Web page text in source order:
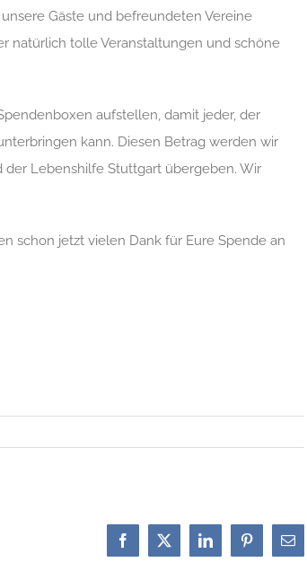
Gäste und befreundeten Vereine
natürlich tolle Veranstaltungen und schöne
aufstellen, damit jeder, der
kann. Diesen Betrag werden wir
der Lebenshilfe Stuttgart übergeben. Wir
schon jetzt vielen Dank für Eure Spende an
Facebook
X LinkedInPinterest
E-
Mail